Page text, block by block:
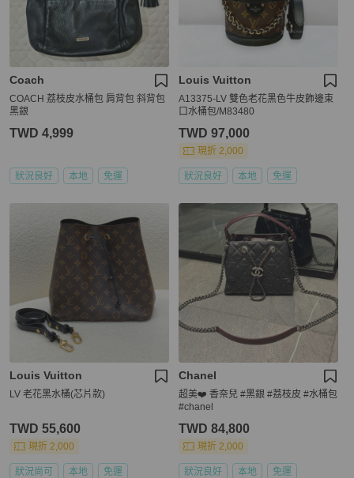
Coach
COACH 荔枝皮水桶包 肩背包 斜背包
黑銀
TWD 4,999
狀況良好 本地 免運
Louis Vuitton
A13375-LV 雙色老花黑色牛皮飾邊束
口水桶包/M83480
TWD 97,000
現折 2,000
狀況良好 本地 免運
Louis Vuitton
LV 老花黑水桶(芯片款)
TWD 55,600
現折 2,000
狀況尚可 本地 免運
Chanel
超美❤️ 香奈兒 #黑銀 #荔枝皮 #水桶包
#chanel
TWD 84,800
現折 2,000
狀況良好 本地 免運